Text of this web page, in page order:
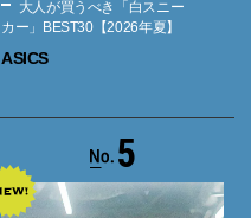
大人が買うべき「白スニー
カー」BEST30【2026年夏】
ASICS
5